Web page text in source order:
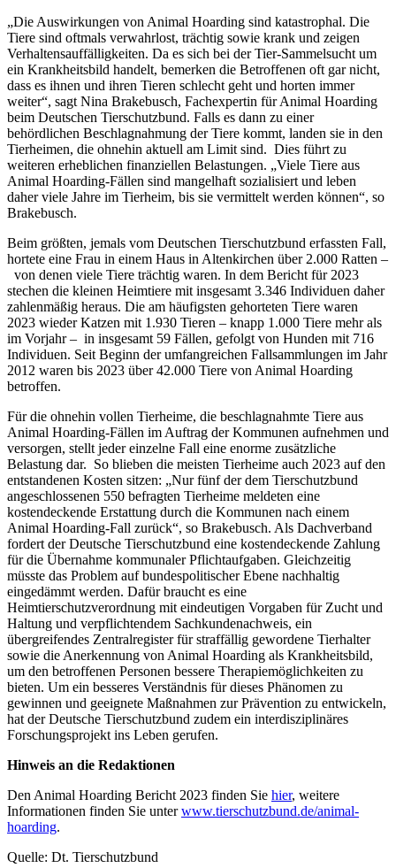
„Die Auswirkungen von Animal Hoarding sind katastrophal. Die
Tiere sind oftmals verwahrlost, trächtig sowie krank und zeigen
Verhaltensauffälligkeiten. Da es sich bei der Tier-Sammelsucht um
ein Krankheitsbild handelt, bemerken die Betroffenen oft gar nicht,
dass es ihnen und ihren Tieren schlecht geht und horten immer
weiter“, sagt Nina Brakebusch, Fachexpertin für Animal Hoarding
beim Deutschen Tierschutzbund. Falls es dann zu einer
behördlichen Beschlagnahmung der Tiere kommt, landen sie in den
Tierheimen, die ohnehin aktuell am Limit sind. Dies führt zu
weiteren erheblichen finanziellen Belastungen. „Viele Tiere aus
Animal Hoarding-Fällen sind mangelhaft sozialisiert und leben
daher viele Jahre im Tierheim, bis sie vermittelt werden können“, so
Brakebusch.
Beim größten, jemals vom Deutschen Tierschutzbund erfassten Fall,
hortete eine Frau in einem Haus in Altenkirchen über 2.000 Ratten –
von denen viele Tiere trächtig waren. In dem Bericht für 2023
stechen die kleinen Heimtiere mit insgesamt 3.346 Individuen daher
zahlenmäßig heraus. Die am häufigsten gehorteten Tiere waren
2023 wieder Katzen mit 1.930 Tieren – knapp 1.000 Tiere mehr als
im Vorjahr – in insgesamt 59 Fällen, gefolgt von Hunden mit 716
Individuen. Seit Beginn der umfangreichen Fallsammlungen im Jahr
2012 waren bis 2023 über 42.000 Tiere von Animal Hoarding
betroffen.
Für die ohnehin vollen Tierheime, die beschlagnahmte Tiere aus
Animal Hoarding-Fällen im Auftrag der Kommunen aufnehmen und
versorgen, stellt jeder einzelne Fall eine enorme zusätzliche
Belastung dar. So blieben die meisten Tierheime auch 2023 auf den
entstandenen Kosten sitzen: „Nur fünf der dem Tierschutzbund
angeschlossenen 550 befragten Tierheime meldeten eine
kostendeckende Erstattung durch die Kommunen nach einem
Animal Hoarding-Fall zurück“, so Brakebusch. Als Dachverband
fordert der Deutsche Tierschutzbund eine kostendeckende Zahlung
für die Übernahme kommunaler Pflichtaufgaben. Gleichzeitig
müsste das Problem auf bundespolitischer Ebene nachhaltig
eingedämmt werden. Dafür braucht es eine
Heimtierschutzverordnung mit eindeutigen Vorgaben für Zucht und
Haltung und verpflichtendem Sachkundenachweis, ein
übergreifendes Zentralregister für straffällig gewordene Tierhalter
sowie die Anerkennung von Animal Hoarding als Krankheitsbild,
um den betroffenen Personen bessere Therapiemöglichkeiten zu
bieten. Um ein besseres Verständnis für dieses Phänomen zu
gewinnen und geeignete Maßnahmen zur Prävention zu entwickeln,
hat der Deutsche Tierschutzbund zudem ein interdisziplinäres
Forschungsprojekt ins Leben gerufen.
Hinweis an die Redaktionen
Den Animal Hoarding Bericht 2023 finden Sie hier, weitere
Informationen finden Sie unterwww.tierschutzbund.de/animal-
hoarding.
Quelle: Dt. Tierschutzbund